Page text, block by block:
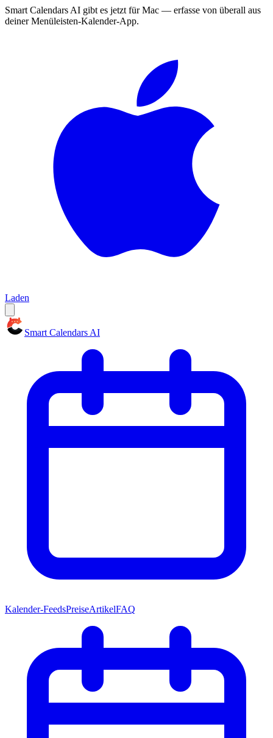
Smart Calendars AI gibt es jetzt für Mac — erfasse von überall aus
deiner Menüleisten-Kalender-App.
Laden
Smart Calendars AI
Kalender-FeedsPreiseArtikelFAQ